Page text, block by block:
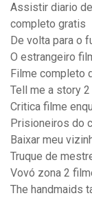
Assistir diario
completo gratis
De volta para o
O estrangeiro
Filme completo
Tell me a story
Critica filme
Prisioneiros do
Baixar meu
Truque de
Vovó zona 2
The handmaids